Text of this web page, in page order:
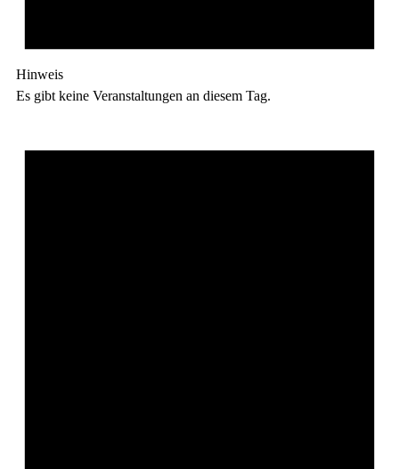
Hinweis
Es gibt keine Veranstaltungen an diesem Tag.